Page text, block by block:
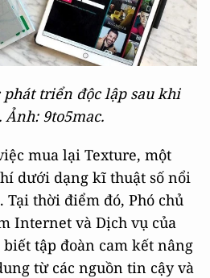
triển độc lập sau khi
9to5mac.
mua lại Texture, một
dưới dạng kĩ thuật số nổi
Tại thời điểm đó, Phó chủ
Internet và Dịch vụ của
biết tập đoàn cam kết nâng
từ các nguồn tin cậy và